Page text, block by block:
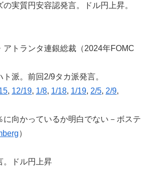
の実質円安容認発言。ドル円上昇。
アトランタ連銀総裁（2024年FOMC
ト派。前回2/9タカ派発言。
, 12/19, 1/8, 1/18, 1/19, 2/5, 2/9,
に向かっているか明白でない－ボステ
）
。ドル円上昇